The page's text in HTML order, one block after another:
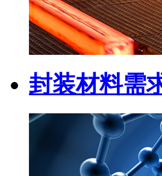
封装材料需